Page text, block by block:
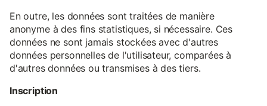
En outre, les données sont traitées de manière
anonyme à des fins statistiques, si nécessaire. Ces
données ne sont jamais stockées avec d'autres
données personnelles de l'utilisateur, comparées à
d'autres données ou transmises à des tiers.
Inscription